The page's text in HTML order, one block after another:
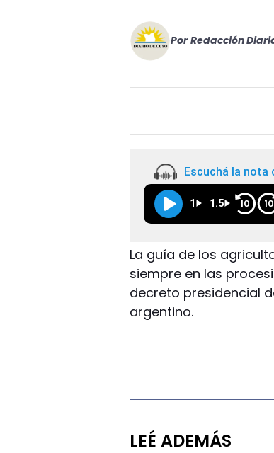
Por Redacción
Escuchá la nota
1 1.5 10 10
La guía de los
siempre en las
decreto presidencial
argentino.
LEÉ ADEMÁS